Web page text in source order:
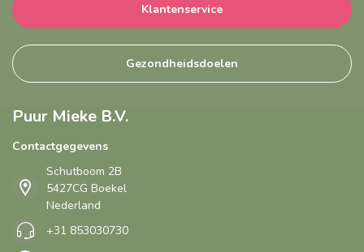
Klantenservice
Gezondheidsdoelen
Puur Mieke B.V.
Contactgegevens
Schutboom 2B
5427CG Boekel
Nederland
+31 853030730